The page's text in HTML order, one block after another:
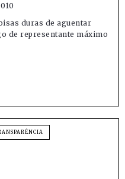
duras de aguentar
de representante máximo